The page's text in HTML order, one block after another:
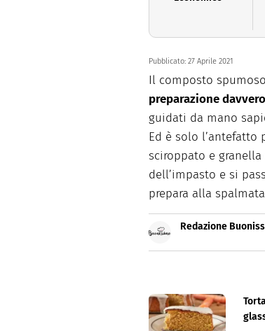
Pubblicato: 27 Aprile 2021
Il composto
preparazione
guidati da mano
Ed è solo l’antefatto
sciroppato e
dell’impasto e si
prepara alla
Redazione
Buonissimo è il
facili e spiegate